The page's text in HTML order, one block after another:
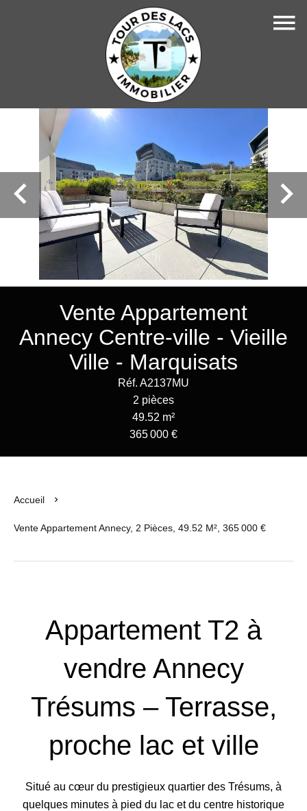
Vente Appartement
Annecy Centre-ville - Vieille
Ville - Marquisats
Réf. A2137MU
2 pièces
49.52 m²
365 000 €
Accueil
Vente Appartement Annecy, 2 Pièces, 49.52 M², 365 000 €
Appartement T2 à
vendre Annecy
Trésums – Terrasse,
proche lac et ville
Situé au cœur du prestigieux quartier des Trésums, à
quelques minutes à pied du lac et du centre historique